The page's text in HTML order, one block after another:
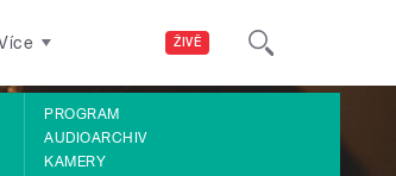
ŽIVĚ
PROGRAM
AUDIOARCHIV
KAMERY